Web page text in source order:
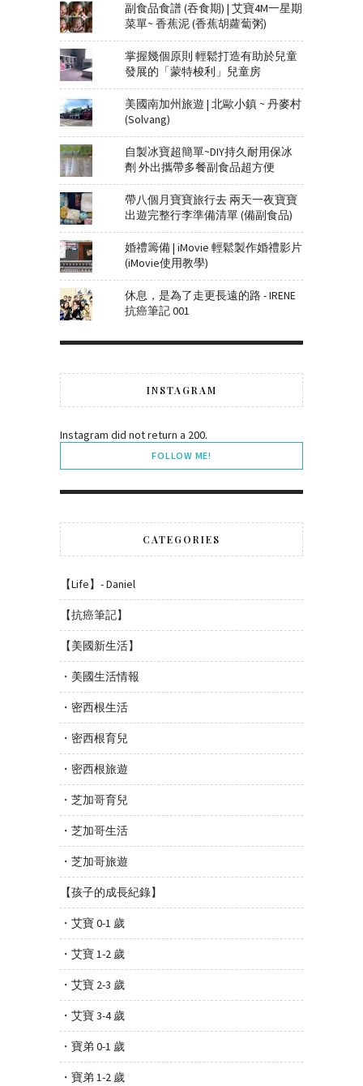
副食品食譜 (吞食期) | 艾寶4M一星期
菜單~ 香蕉泥 (香蕉胡蘿蔔粥)
掌握幾個原則 輕鬆打造有助於兒童
發展的「蒙特梭利」兒童房
美國南加州旅遊 | 北歐小鎮 ~ 丹麥村
(Solvang)
自製冰寶超簡單~DIY持久耐用保冰
劑 外出攜帶多餐副食品超方便
帶八個月寶寶旅行去 兩天一夜寶寶
出遊完整行李準備清單 (備副食品)
婚禮籌備 | iMovie 輕鬆製作婚禮影片
(iMovie使用教學)
休息，是為了走更長遠的路 - IRENE
抗癌筆記 001
INSTAGRAM
Instagram did not return a 200.
FOLLOW ME!
CATEGORIES
【Life】- Daniel
【抗癌筆記】
【美國新生活】
・美國生活情報
・密西根生活
・密西根育兒
・密西根旅遊
・芝加哥育兒
・芝加哥生活
・芝加哥旅遊
【孩子的成長紀錄】
・艾寶 0-1 歲
・艾寶 1-2 歲
・艾寶 2-3 歲
・艾寶 3-4 歲
・寶弟 0-1 歲
・寶弟 1-2 歲